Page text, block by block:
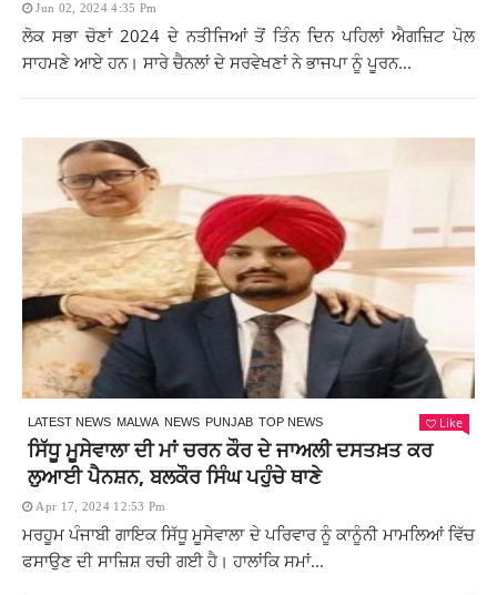
Jun 02, 2024 4:35 Pm
ਲੋਕ ਸਭਾ ਚੋਣਾਂ 2024 ਦੇ ਨਤੀਜਿਆਂ ਤੋਂ ਤਿੰਨ ਦਿਨ ਪਹਿਲਾਂ ਐਗਜ਼ਿਟ ਪੋਲ
ਸਾਹਮਣੇ ਆਏ ਹਨ। ਸਾਰੇ ਚੈਨਲਾਂ ਦੇ ਸਰਵੇਖਣਾਂ ਨੇ ਭਾਜਪਾ ਨੂੰ ਪੂਰਨ...
LATEST NEWS MALWA NEWS PUNJAB TOP NEWS Like
ਸਿੱਧੂ ਮੂਸੇਵਾਲਾ ਦੀ ਮਾਂ ਚਰਨ ਕੌਰ ਦੇ ਜਾਅਲੀ ਦਸਤਖ਼ਤ ਕਰ
ਲੁਆਈ ਪੈਨਸ਼ਨ, ਬਲਕੌਰ ਸਿੰਘ ਪਹੁੰਚੇ ਥਾਣੇ
Apr 17, 2024 12:53 Pm
ਮਰਹੂਮ ਪੰਜਾਬੀ ਗਾਇਕ ਸਿੱਧੂ ਮੂਸੇਵਾਲਾ ਦੇ ਪਰਿਵਾਰ ਨੂੰ ਕਾਨੂੰਨੀ ਮਾਮਲਿਆਂ ਵਿੱਚ
ਫਸਾਉਣ ਦੀ ਸਾਜ਼ਿਸ਼ ਰਚੀ ਗਈ ਹੈ। ਹਾਲਾਂਕਿ ਸਮਾਂ...